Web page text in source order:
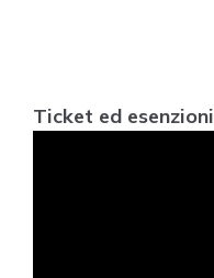
Ticket ed esenzioni